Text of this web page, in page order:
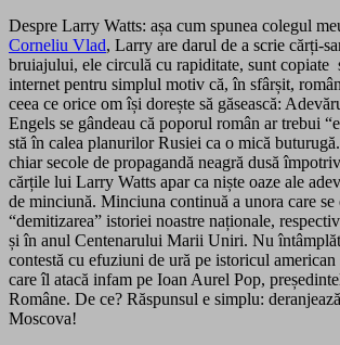
Despre Larry Watts: așa cum spunea colegul
Corneliu Vlad, Larry are darul de a scrie cărți-
bruiajului, ele circulă cu rapiditate, sunt copiate
internet pentru simplul motiv că, în sfârșit,
ceea ce orice om își dorește să găsească:
Engels se gândeau că poporul român ar trebui
stă în calea planurilor Rusiei ca o mică
chiar secole de propagandă neagră dusă
cărțile lui Larry Watts apar ca niște oaze ale
de minciună. Minciuna continuă a unora care se
“demitizarea” istoriei noastre naționale,
și în anul Centenarului Marii Uniri. Nu
contestă cu efuziuni de ură pe istoricul american
care îl atacă infam pe Ioan Aurel Pop,
Române. De ce? Răspunsul e simplu:
Moscova!